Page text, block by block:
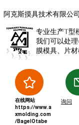
询问
在线网站
https://www.a
xmolding.com
/BagelOtabe
阿克斯摸具技术有限公司
专业生产T型
我们可以处
膜模具、片材